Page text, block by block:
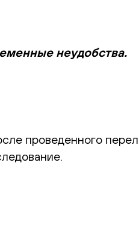
неудобства.
проведенного